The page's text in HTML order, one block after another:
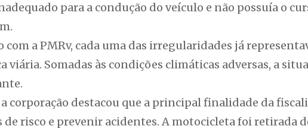
para a condução do veículo e não possuía o
com a PMRv, cada uma das irregularidades já
viária. Somadas às condições climáticas adversas, a
corporação destacou que a principal finalidade da
de risco e prevenir acidentes. A motocicleta foi retirada